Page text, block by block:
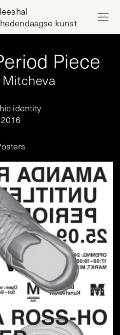
kunst
Piece
identity
2016